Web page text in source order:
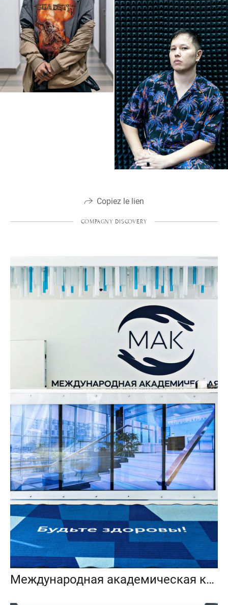
Copiez le lien
COMPAGNY DISCOVERY
Международная академическая клиника